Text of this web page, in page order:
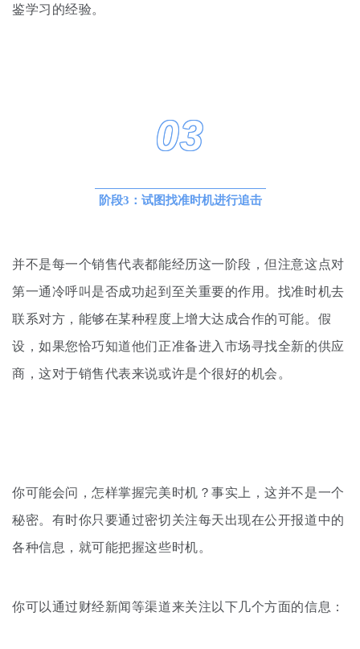
鉴学习的经验。
03
阶段3：试图找准时机进行追击
并不是每一个销售代表都能经历这一阶段，但注意这点对
第一通冷呼叫是否成功起到至关重要的作用。 找准时机去
联系对方，能够在某种程度上增大达成合作的可能。 假
设，如果您恰巧知道他们正准备进入市场寻找全新的供应
商，这对于销售代表来说或许是个很好的机会。
你可能会问，怎样掌握完美时机？事实上，这并不是一个
秘密。有时你只要通过密切关注每天出现在公开报道中的
各种信息，就可能把握这些时机。
你可以通过财经新闻等渠道来关注以下几个方面的信息：